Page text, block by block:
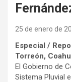
25 de enero de
Especial /
Torreón,
El Gobierno de
Sistema Pluvial